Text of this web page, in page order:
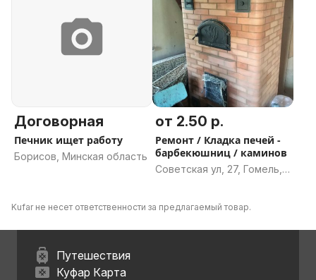
Договорная
Печник ищет работу
Борисов, Минская область
от 2.50 р.
Ремонт / Кладка печей -
барбекюшниц / каминов
Советская ул, 27, Гомель,
Kufar не несет ответственности за предлагаемый товар.
Путешествия
Куфар Карта